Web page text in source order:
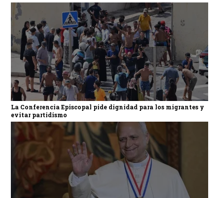
La Conferencia Episcopal pide dignidad para los migrantes y
evitar partidismo